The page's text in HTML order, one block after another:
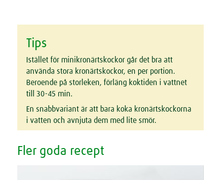
Tips
Istället för minikronärtskockor går det bra att
använda stora kronärtskockor, en per portion.
Beroende på storleken, förläng koktiden i vattnet
till 30-45 min.
En snabbvariant är att bara koka kronärtskockorna
i vatten och avnjuta dem med lite smör.
Fler goda recept